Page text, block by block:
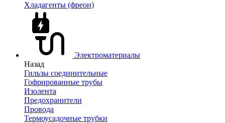
Хладагенты (фреон)
Электроматериалы
Назад
Гильзы соединительные
Гофрированные трубы
Изолента
Предохранители
Провода
Термоусадочные трубки